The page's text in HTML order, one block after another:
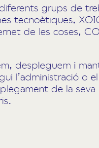
grups de
tecnoètiques,
de les coses,
despleguem i
l’administració o
de la seva